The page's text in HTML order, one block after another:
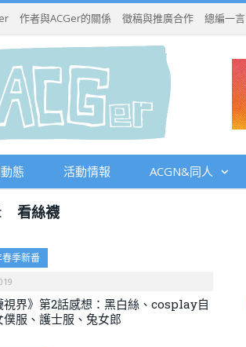
作者與ACGer的關係 徵稿與推廣合作 總編一言
態 活動情報 ACGN&同人
看絲襪
季新番
視界》第2話感想：黑白絲、cosplay自
僕服、護士服、兔女郎